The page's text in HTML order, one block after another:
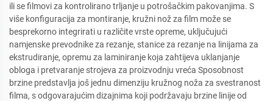
ili se filmovi za kontrolirano trljanje u potrošačkim pakovanjima. S
više konfiguracija za montiranje, kružni nož za film može se
besprekorno integrirati u različite vrste opreme, uključujući
namjenske prevodnike za rezanje, stanice za rezanje na linijama za
ekstrudiranje, opremu za laminiranje koja zahtijeva uklanjanje
obloga i pretvaranje strojeva za proizvodnju vreća Sposobnost
brzine predstavlja još jednu dimenziju kružnog noža za svestranost
filma, s odgovarajućim dizajnima koji podržavaju brzine linije od